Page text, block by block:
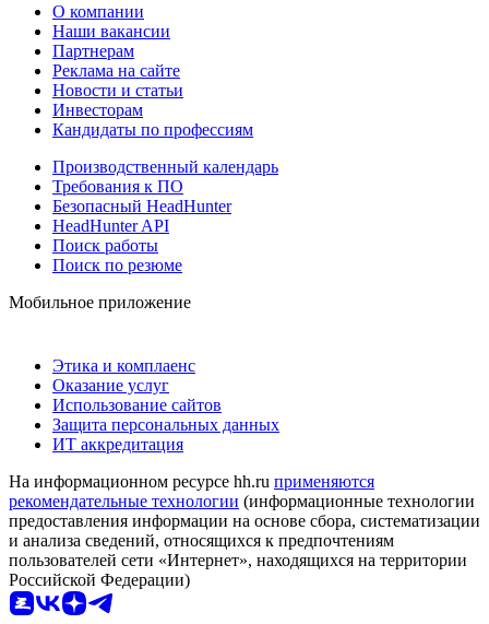
О компании
Наши вакансии
Партнерам
Реклама на сайте
Новости и статьи
Инвесторам
Кандидаты по профессиям
Производственный календарь
Требования к ПО
Безопасный HeadHunter
HeadHunter API
Поиск работы
Поиск по резюме
Мобильное приложение
Этика и комплаенс
Оказание услуг
Использование сайтов
Защита персональных данных
ИТ аккредитация
На информационном ресурсе hh.ru применяются
рекомендательные технологии (информационные технологии
предоставления информации на основе сбора, систематизации
и анализа сведений, относящихся к предпочтениям
пользователей сети «Интернет», находящихся на территории
Российской Федерации)